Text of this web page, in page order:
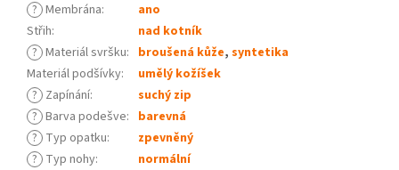
? Membrána:
ano
Střih:
nad kotník
? Materiál svršku: broušená kůže, syntetika
Materiál podšívky:
umělý kožíšek
? Zapínání:
suchý zip
? Barva podešve: barevná
? Typ opatku:
zpevněný
? Typ nohy:
normální